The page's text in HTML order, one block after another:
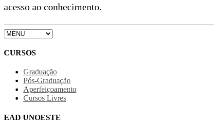
acesso ao conhecimento.
CURSOS
Graduação
Pós-Graduação
Aperfeiçoamento
Cursos Livres
EAD UNOESTE